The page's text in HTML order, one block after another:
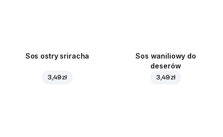
Sos ostry sriracha
3,49 zł
Sos waniliowy do
deserów
3,49 zł